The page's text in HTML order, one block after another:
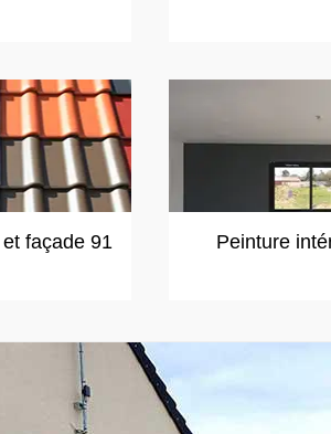
façade 91 Peinture